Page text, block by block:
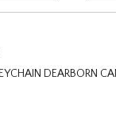
DEARBORN